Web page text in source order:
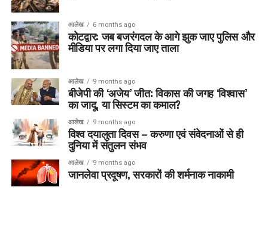
आलेख 6 months ago
कोटद्वार: जब बजरंगदल के आगे झुक जाए पुलिस और
मीडिया पर लगा दिया जाए ताला
आलेख 9 months ago
बीजेपी की ‘अजेय’ जीत: विकास की जगह ‘विश्वास’
का जादू, या सिस्टम का कमाल?
आलेख 9 months ago
विश्व दयालुता दिवस – करुणा एवं संवेदनाओं से ही
दुनिया में संतुलन संभव
आलेख 9 months ago
जानलेवा प्रदूषण, सरकारों की शर्मनाक नाकामी